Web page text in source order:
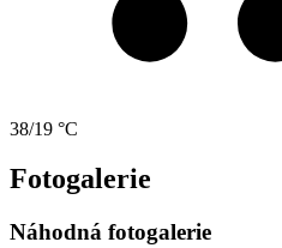
38/19 °C
Fotogalerie
Náhodná fotogalerie